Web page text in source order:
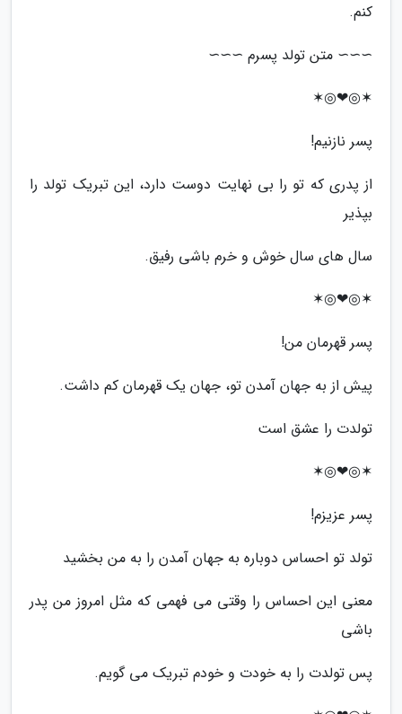
کنم.
∼∼∼ متن تولد پسرم ∼∼∼
✶◎❤◎✶
پسر نازنیم!
از پدری که تو را بی نهایت دوست دارد، این تبریک تولد را
بپذیر
سال های سال خوش و خرم باشی رفیق.
✶◎❤◎✶
پسر قهرمان من!
پیش از به جهان آمدن تو، جهان یک قهرمان کم داشت.
تولدت را عشق است
✶◎❤◎✶
پسر عزیزم!
تولد تو احساس دوباره به جهان آمدن را به من بخشید
معنی این احساس را وقتی می فهمی که مثل امروز من پدر
باشی
پس تولدت را به خودت و خودم تبریک می گویم.